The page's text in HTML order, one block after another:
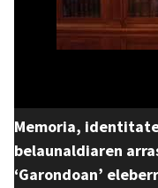
Memoria,
belaunaldiaren
‘Garondoan’